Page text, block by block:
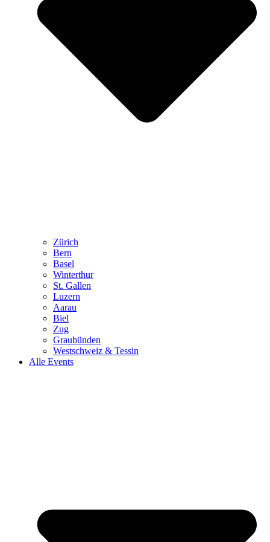
Zürich
Bern
Basel
Winterthur
St. Gallen
Luzern
Aarau
Biel
Zug
Graubünden
Westschweiz & Tessin
Alle Events